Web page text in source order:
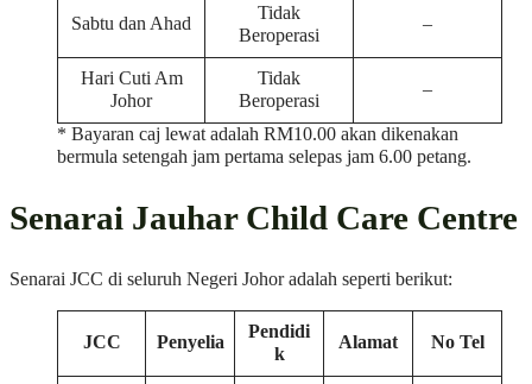
Sabtu dan Ahad
Tidak
Beroperasi
–
Hari Cuti Am
Johor
Tidak
Beroperasi
–
* Bayaran caj lewat adalah RM10.00 akan dikenakan
bermula setengah jam pertama selepas jam 6.00 petang.
Senarai Jauhar Child Care Centre
Senarai JCC di seluruh Negeri Johor adalah seperti berikut:
JCC Penyelia
Pendidi
k
Alamat No Tel